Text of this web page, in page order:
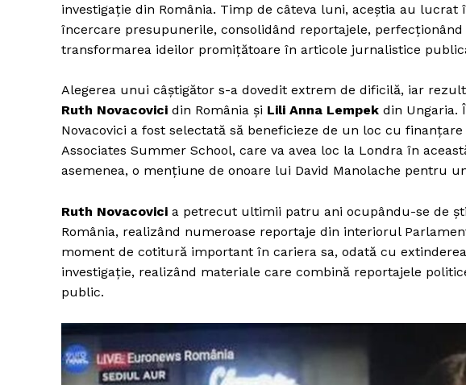
FREEDOM HOUSE
ROMÂNIA
investigație din România. Timp de câteva luni, aceștia au
încercare presupunerile, consolidând reportajele,
transformarea ideilor promițătoare în articole jurnalistice
Alegerea unui câștigător s-a dovedit extrem de dificilă, iar
Ruth Novacovici din România și Lili Anna Lempek din Ungaria.
Novacovici a fost selectată să beneficieze de un loc cu
Associates Summer School, care va avea loc la Londra în
asemenea, o mențiune de onoare lui David Manolache pentru
Ruth Novacovici a petrecut ultimii patru ani ocupându-se de
România, realizând numeroase reportaje din interiorul
moment de cotitură important în cariera sa, odată cu
investigație, realizând materiale care combină reportajele
public.